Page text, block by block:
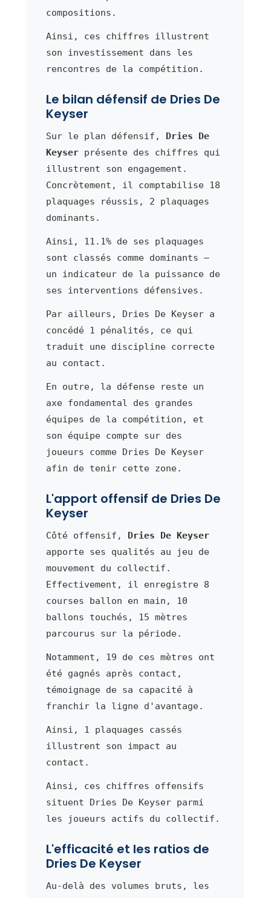
compositions.
Ainsi, ces chiffres illustrent
son investissement dans les
rencontres de la compétition.
Le bilan défensif de Dries De
Keyser
Sur le plan défensif,
Dries De
Keyserprésente des chiffres qui
illustrent son engagement.
Concrètement, il comptabilise 18
plaquages réussis, 2 plaquages
dominants.
Ainsi, 11.1% de ses plaquages
sont classés comme dominants —
un indicateur de la puissance de
ses interventions défensives.
Par ailleurs, Dries De Keyser a
concédé 1 pénalités, ce qui
traduit une discipline correcte
au contact.
En outre, la défense reste un
axe fondamental des grandes
équipes de la compétition, et
son équipe compte sur des
joueurs comme Dries De Keyser
afin de tenir cette zone.
L'apport offensif de Dries De
Keyser
Côté offensif,
Dries De Keyser
apporte ses qualités au jeu de
mouvement du collectif.
Effectivement, il enregistre 8
courses ballon en main, 10
ballons touchés, 15 mètres
parcourus sur la période.
Notamment, 19 de ces mètres ont
été gagnés après contact,
témoignage de sa capacité à
franchir la ligne d'avantage.
Ainsi, 1 plaquages cassés
illustrent son impact au
contact.
Ainsi, ces chiffres offensifs
situent Dries De Keyser parmi
les joueurs actifs du collectif.
L'efficacité et les ratios de
Dries De Keyser
Au-delà des volumes bruts, les